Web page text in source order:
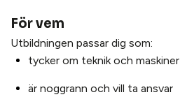
För vem
Utbildningen passar dig som:
tycker om teknik och maskiner
är noggrann och vill ta ansvar